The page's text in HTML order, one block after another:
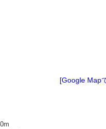
[Google Map